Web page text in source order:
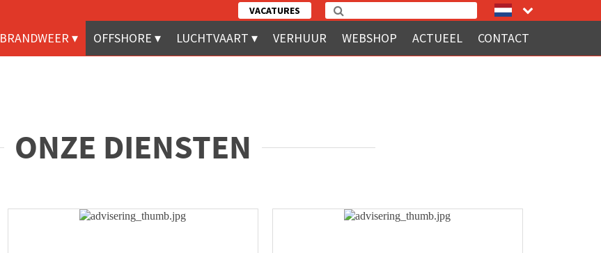
VACATURES
BRANDWEER OFFSHORE LUCHTVAART VERHUUR WEBSHOP ACTUEEL CONTACT
ONZE DIENSTEN